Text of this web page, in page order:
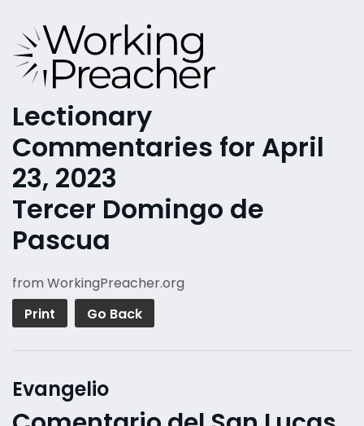
Lectionary
Commentaries for April
23, 2023
Tercer Domingo de
Pascua
from WorkingPreacher.org
Print
Go Back
Evangelio